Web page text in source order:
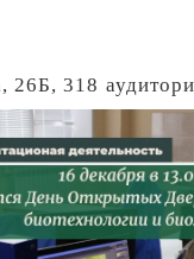
26Б, 318